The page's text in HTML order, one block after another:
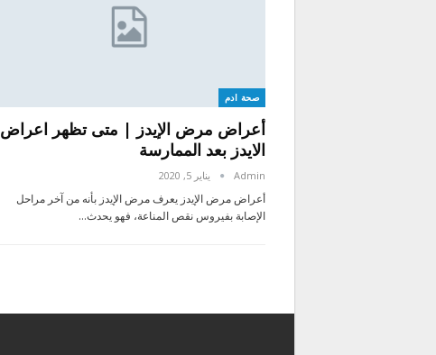
صحة ادم
أعراض مرض الإيدز | متى تظهر اعراض
الايدز بعد الممارسة
Admin يناير 5, 2020
أعراض مرض الإيدز يعرف مرض الإيدز بأنه من آخر مراحل
الإصابة بفيروس نقص المناعة، فهو يحدث…